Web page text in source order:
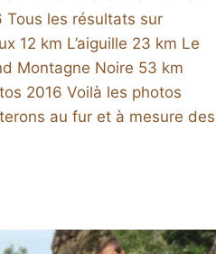
Tous les résultats sur
12 km L’aiguille 23 km Le
Montagne Noire 53 km
2016 Voilà les photos
au fur et à mesure des